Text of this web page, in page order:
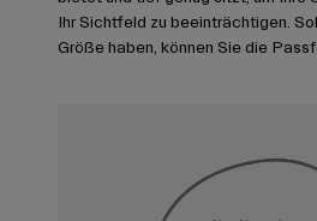
Ihr Sichtfeld zu beeinträchtigen.
Größe haben, können Sie die